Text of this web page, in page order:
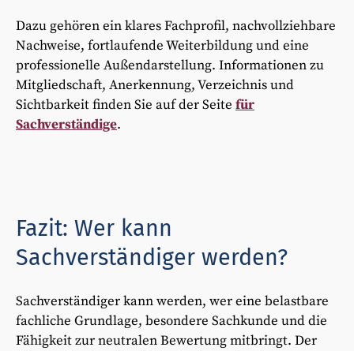
Dazu gehören ein klares Fachprofil, nachvollziehbare
Nachweise, fortlaufende Weiterbildung und eine
professionelle Außendarstellung. Informationen zu
Mitgliedschaft, Anerkennung, Verzeichnis und
Sichtbarkeit finden Sie auf der Seite für
Sachverständige.
Fazit: Wer kann
Sachverständiger werden?
Sachverständiger kann werden, wer eine belastbare
fachliche Grundlage, besondere Sachkunde und die
Fähigkeit zur neutralen Bewertung mitbringt. Der